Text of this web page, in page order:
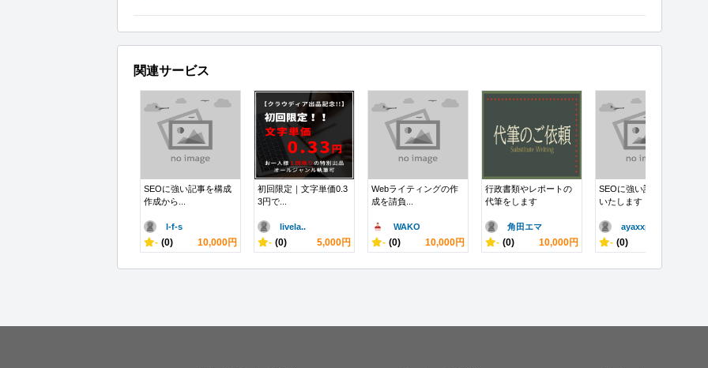
関連サービス
SEOに強い記事を構成
作成から...
l-f-s
- (0) 10,000円
初回限定｜文字単価0.3
3円で...
livela..
- (0) 5,000円
Webライティングの作
成を請負...
WAKO
- (0) 10,000円
行政書類やレポートの
代筆をします
角田エマ
- (0) 10,000円
SEOに強い記事を執筆
いたします
ayaxxp..
- (0)